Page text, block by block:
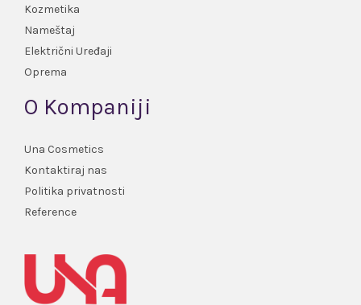
Kozmetika
Nameštaj
Električni Uređaji
Oprema
O Kompaniji
Una Cosmetics
Kontaktiraj nas
Politika privatnosti
Reference